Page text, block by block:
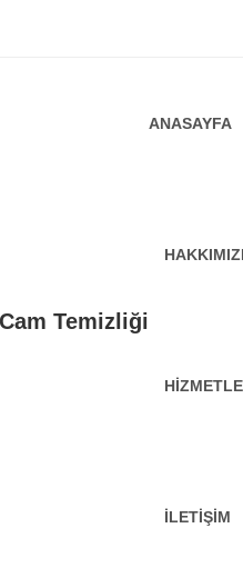
ANASAYFA
İLETIŞIM